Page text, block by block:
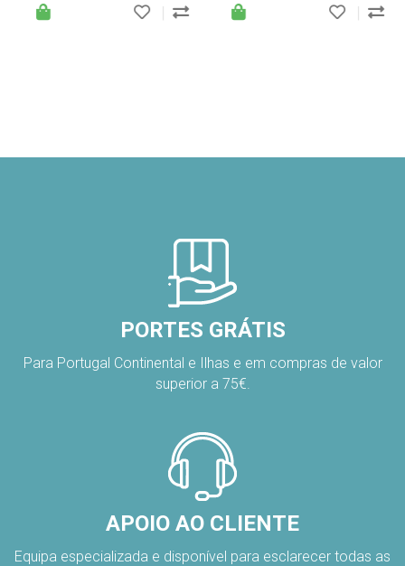
PORTES GRÁTIS
Para Portugal Continental e Ilhas e em compras de valor
superior a 75€.
APOIO AO CLIENTE
Equipa especializada e disponível para esclarecer todas as